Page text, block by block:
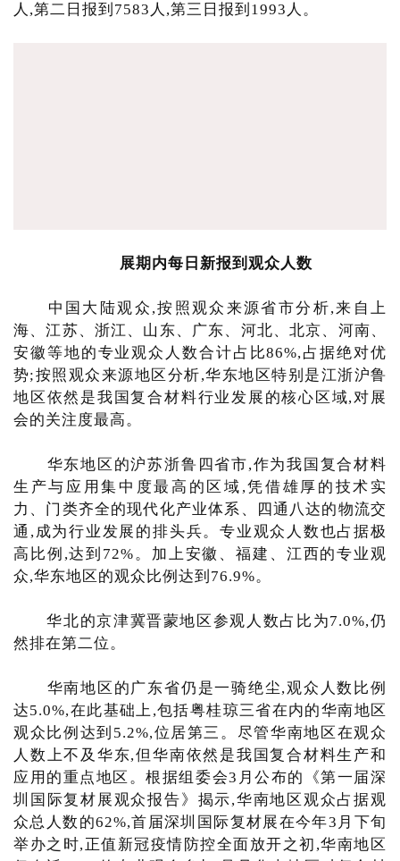
人,第二日报到7583人,第三日报到1993人。
展期内每日新报到观众人数
中国大陆观众,按照观众来源省市分析,来自上
海、江苏、浙江、山东、广东、河北、北京、河南、
安徽等地的专业观众人数合计占比86%,占据绝对优
势;按照观众来源地区分析,华东地区特别是江浙沪鲁
地区依然是我国复合材料行业发展的核心区域,对展
会的关注度最高。
华东地区的沪苏浙鲁四省市,作为我国复合材料
生产与应用集中度最高的区域,凭借雄厚的技术实
力、门类齐全的现代化产业体系、四通八达的物流交
通,成为行业发展的排头兵。专业观众人数也占据极
高比例,达到72%。加上安徽、福建、江西的专业观
众,华东地区的观众比例达到76.9%。
华北的京津冀晋蒙地区参观人数占比为7.0%,仍
然排在第二位。
华南地区的广东省仍是一骑绝尘,观众人数比例
达5.0%,在此基础上,包括粤桂琼三省在内的华南地区
观众比例达到5.2%,位居第三。尽管华南地区在观众
人数上不及华东,但华南依然是我国复合材料生产和
应用的重点地区。根据组委会3月公布的《第一届深
圳国际复材展观众报告》揭示,华南地区观众占据观
众总人数的62%,首届深圳国际复材展在今年3月下旬
举办之时,正值新冠疫情防控全面放开之初,华南地区